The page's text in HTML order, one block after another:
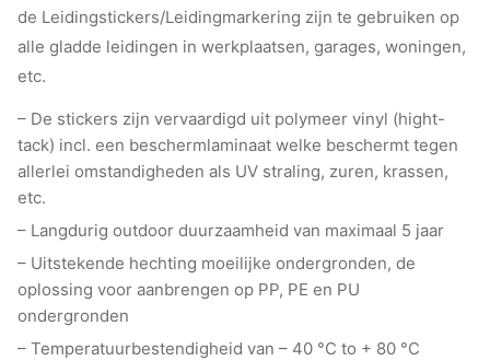
de Leidingstickers/Leidingmarkering zijn te gebruiken op
alle gladde leidingen in werkplaatsen, garages, woningen,
etc.
– De stickers zijn vervaardigd uit polymeer vinyl (hight-
tack) incl. een beschermlaminaat welke beschermt tegen
allerlei omstandigheden als UV straling, zuren, krassen,
etc.
– Langdurig outdoor duurzaamheid van maximaal 5 jaar
– Uitstekende hechting moeilijke ondergronden, de
oplossing voor aanbrengen op PP, PE en PU
ondergronden
– Temperatuurbestendigheid van – 40 °C to + 80 °C